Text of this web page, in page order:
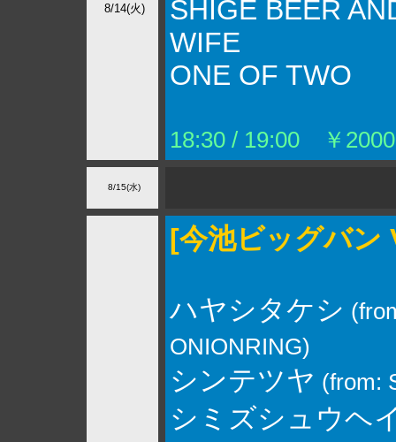
8/14(火)
SHIGE BEER
WIFE
ONE OF TWO
18:30 / 19:00 ￥
8/15(水)
[今池ビッグバン
ハヤシタケシ
ONIONRING)
シンテツヤ (from:
シミズシュウヘ